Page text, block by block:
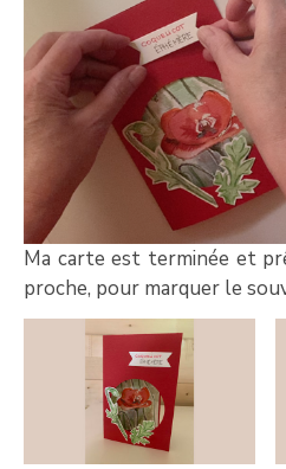
Ma carte est terminée et
proche, pour marquer le